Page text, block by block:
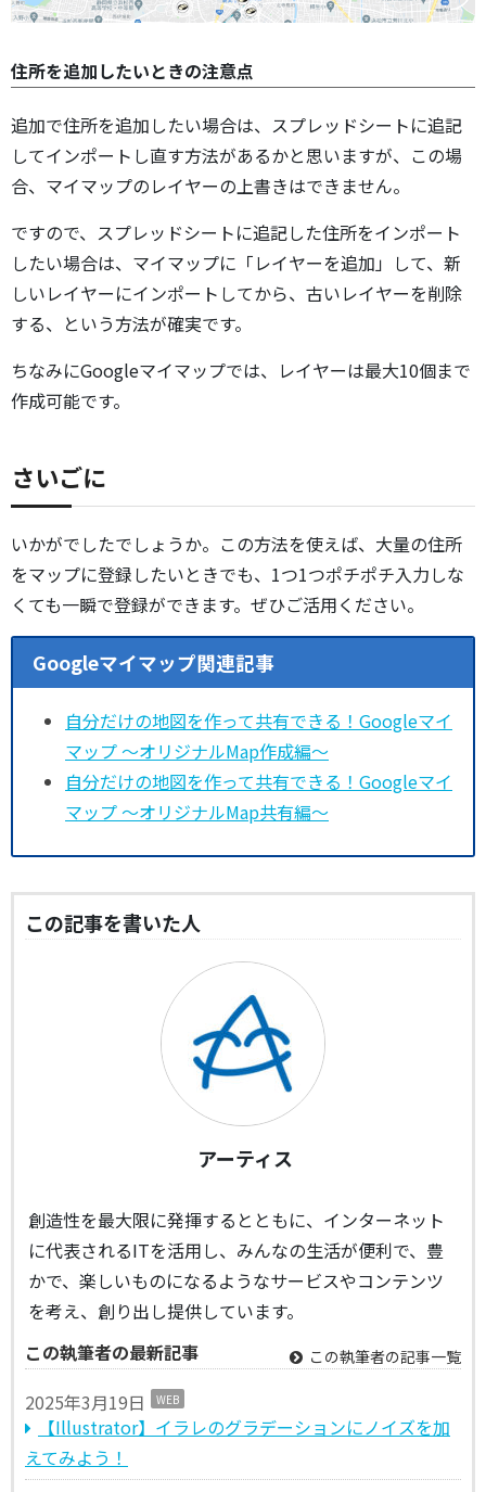
住所を追加したいときの注意点
追加で住所を追加したい場合は、スプレッドシートに追記
してインポートし直す方法があるかと思いますが、この場
合、マイマップのレイヤーの上書きはできません。
ですので、スプレッドシートに追記した住所をインポート
したい場合は、マイマップに「レイヤーを追加」して、新
しいレイヤーにインポートしてから、古いレイヤーを削除
する、という方法が確実です。
ちなみにGoogleマイマップでは、レイヤーは最大10個まで
作成可能です。
さいごに
いかがでしたでしょうか。この方法を使えば、大量の住所
をマップに登録したいときでも、1つ1つポチポチ入力しな
くても一瞬で登録ができます。ぜひご活用ください。
Googleマイマップ関連記事
自分だけの地図を作って共有できる！Googleマイ
マップ ～オリジナルMap作成編～
自分だけの地図を作って共有できる！Googleマイ
マップ ～オリジナルMap共有編～
この記事を書いた人
アーティス
創造性を最大限に発揮するとともに、インターネット
に代表されるITを活用し、みんなの生活が便利で、豊
かで、楽しいものになるようなサービスやコンテンツ
を考え、創り出し提供しています。
この執筆者の最新記事
この執筆者の記事一覧
2025年3月19日 WEB
【Illustrator】イラレのグラデーションにノイズを加
えてみよう！